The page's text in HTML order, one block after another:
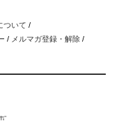
ついて /
/ メルマガ登録・解除 /